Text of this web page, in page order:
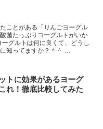
ことがある「りんごヨーグル
菌たっぷりヨーグルトがいか
グルトは何に良くて、どうし
知ってますか？＾＾ ...
トに効果があるヨーグ
れ！徹底比較してみた